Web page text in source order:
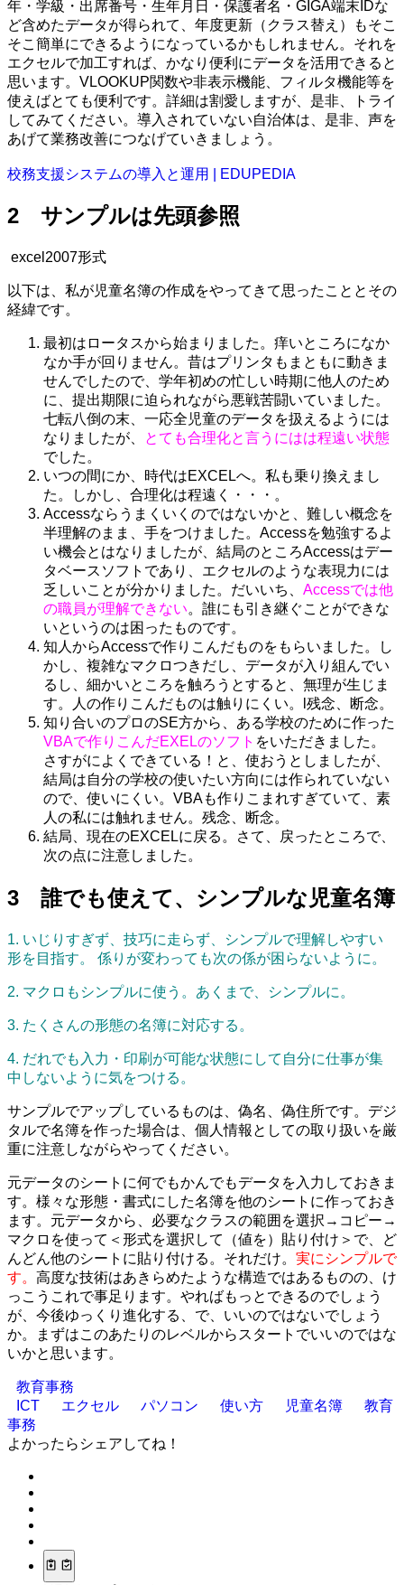
年・学級・出席番号・生年月日・保護者名・GIGA端末IDな
ど含めたデータが得られて、年度更新（クラス替え）もそこ
そこ簡単にできるようになっているかもしれません。それを
エクセルで加工すれば、かなり便利にデータを活用できると
思います。VLOOKUP関数や非表示機能、フィルタ機能等を
使えばとても便利です。詳細は割愛しますが、是非、トライ
してみてください。導入されていない自治体は、是非、声を
あげて業務改善につなげていきましょう。
校務支援システムの導入と運用 | EDUPEDIA
2 サンプルは先頭参照
excel2007形式
以下は、私が児童名簿の作成をやってきて思ったこととその
経緯です。
最初はロータスから始まりました。痒いところになか
なか手が回りません。昔はプリンタもまともに動きま
せんでしたので、学年初めの忙しい時期に他人のため
に、提出期限に迫られながら悪戦苦闘いていました。
七転八倒の末、一応全児童のデータを扱えるようには
なりましたが、
とても合理化と言うにはは程遠い状態
でした。
いつの間にか、時代はEXCELへ。私も乗り換えまし
た。しかし、合理化は程遠く・・・。
Accessならうまくいくのではないかと、難しい概念を
半理解のまま、手をつけました。Accessを勉強するよ
い機会とはなりましたが、結局のところAccessはデー
タベースソフトであり、エクセルのような表現力には
乏しいことが分かりました。だいいち、 Accessでは他
の職員が理解できない。誰にも引き継ぐことができな
いというのは困ったものです。
知人からAccessで作りこんだものをもらいました。し
かし、複雑なマクロつきだし、データが入り組んでい
るし、細かいところを触ろうとすると、無理が生じま
す。人の作りこんだものは触りにくい。l残念、断念。
知り合いのプロのSE方から、ある学校のために作った
VBAで作りこんだEXELのソフト をいただきました。
さすがによくできている！と、使おうとしましたが、
結局は自分の学校の使いたい方向には作られていない
ので、使いにくい。VBAも作りこまれすぎていて、素
人の私には触れません。残念、断念。
結局、現在のEXCELに戻る。さて、戻ったところで、
次の点に注意しました。
3 誰でも使えて、シンプルな児童名簿
1. いじりすぎず、技巧に走らず、シンプルで理解しやすい
形を目指す。 係りが変わっても次の係が困らないように。
2. マクロもシンプルに使う。あくまで、シンプルに。
3. たくさんの形態の名簿に対応する。
4. だれでも入力・印刷が可能な状態にして自分に仕事が集
中しないように気をつける。
サンプルでアップしているものは、偽名、偽住所です。デジ
タルで名簿を作った場合は、個人情報としての取り扱いを厳
重に注意しながらやってください。
元データのシートに何でもかんでもデータを入力しておきま
す。様々な形態・書式にした名簿を他のシートに作っておき
ます。元データから、必要なクラスの範囲を選択→コピー→
マクロを使って＜形式を選択して（値を）貼り付け＞で、ど
んどん他のシートに貼り付ける。それだけ。 実にシンプルで
す。 高度な技術はあきらめたような構造ではあるものの、け
っこうこれで事足ります。やればもっとできるのでしょう
が、今後ゆっくり進化する、で、いいのではないでしょう
か。まずはこのあたりのレベルからスタートでいいのではな
いかと思います。
教育事務
ICT
エクセル パソコン 使い方 児童名簿
教育
事務
よかったらシェアしてね！